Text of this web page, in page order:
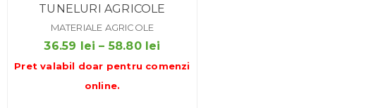
TUNELURI AGRICOLE
MATERIALE AGRICOLE
36.59 lei – 58.80 lei
de
Pret valabil doar pentru comenzi
online.